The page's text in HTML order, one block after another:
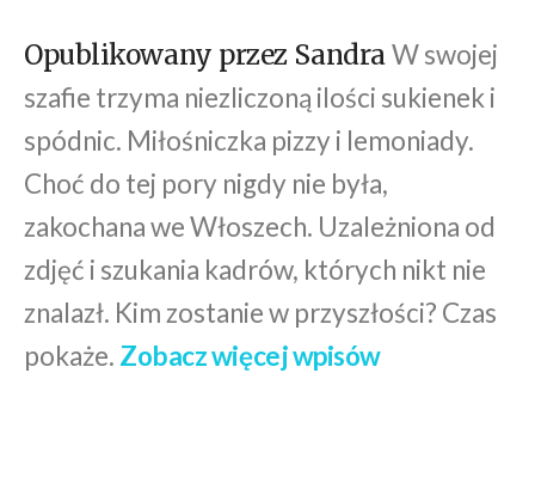
Opublikowany przez SandraW swojej
szafie trzyma niezliczoną ilości sukienek i
spódnic. Miłośniczka pizzy i lemoniady.
Choć do tej pory nigdy nie była,
zakochana we Włoszech. Uzależniona od
zdjęć i szukania kadrów, których nikt nie
znalazł. Kim zostanie w przyszłości? Czas
pokaże. Zobacz więcej wpisów